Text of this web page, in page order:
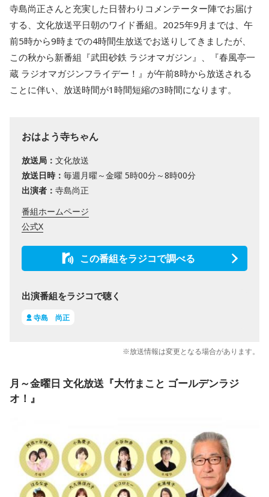
寺島尚正さんと充実した日替わりコメンテーター陣でお届け
する、文化放送平日朝のワイド番組。2025年9月までは、午
前5時から9時までの4時間生放送でお送りしてきましたが、
この秋から新番組『武田砂鉄 ラジオマガジン』、『春風亭一
蔵 ラジオマガジンフライデー！』が午前8時から放送される
ことに伴い、放送時間が1時間短縮の3時間になります。
おはよう寺ちゃん
放送局： 文化放送
放送日時： 毎週月曜～金曜 5時00分～8時00分
出演者： 寺島尚正
番組ホームページ
公式X
この番組をラジコで調べる
出演番組をラジコで聴く
寺島 尚正
※放送情報は変更となる場合があります。
月～金曜日 文化放送『大竹まこと ゴールデンラジ
オ！』